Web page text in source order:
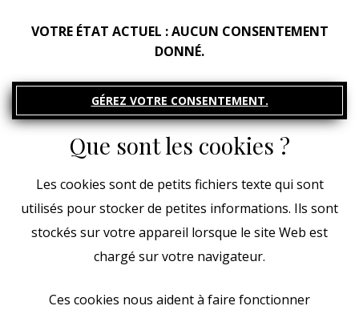
VOTRE ÉTAT ACTUEL : AUCUN CONSENTEMENT
DONNÉ.
GÉREZ VOTRE CONSENTEMENT.
Que sont les cookies ?
Les cookies sont de petits fichiers texte qui sont
utilisés pour stocker de petites informations. Ils sont
stockés sur votre appareil lorsque le site Web est
chargé sur votre navigateur.
Ces cookies nous aident à faire fonctionner